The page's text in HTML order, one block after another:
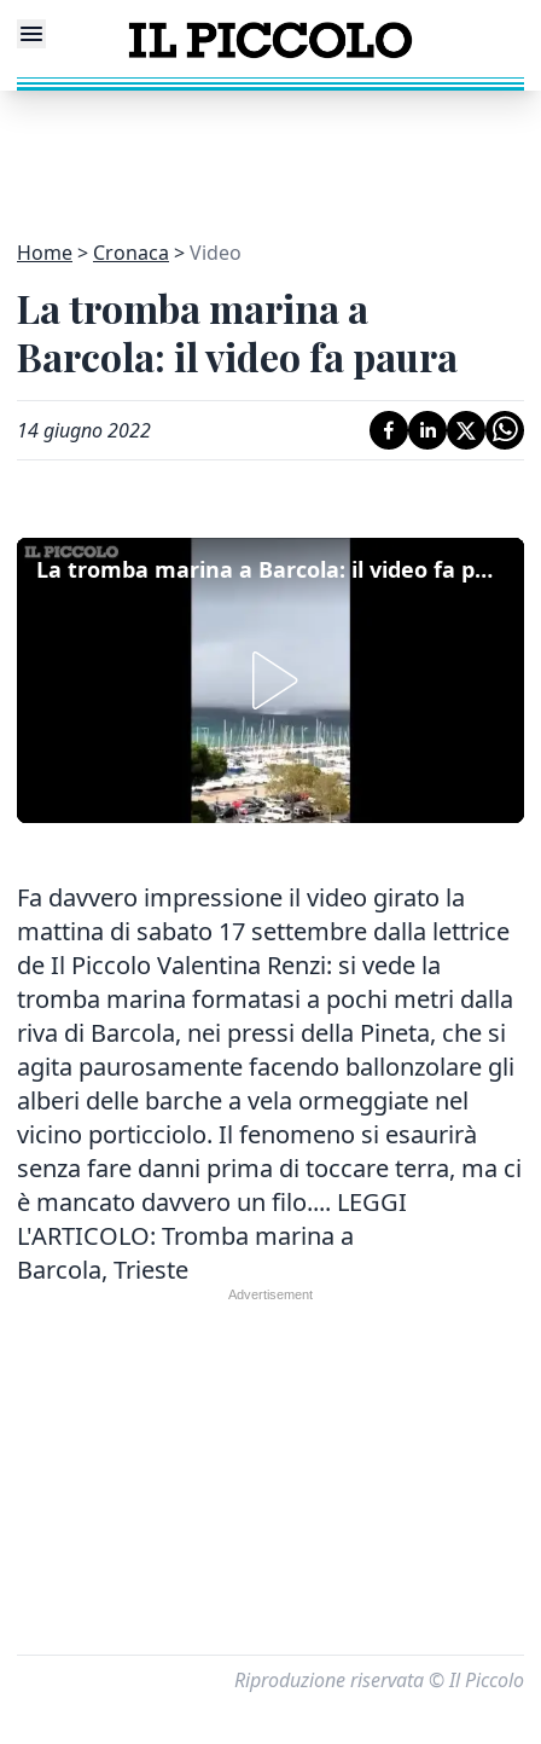
Home Cronaca Video
La tromba marina a
Barcola: il video fa paura
14 giugno 2022
La tromba marina a Barcola: il video fa paura
Fa davvero impressione il video girato la
mattina di sabato 17 settembre dalla lettrice
de Il Piccolo Valentina Renzi: si vede la
tromba marina formatasi a pochi metri dalla
riva di Barcola, nei pressi della Pineta, che si
agita paurosamente facendo ballonzolare gli
alberi delle barche a vela ormeggiate nel
vicino porticciolo. Il fenomeno si esaurirà
senza fare danni prima di toccare terra, ma ci
è mancato davvero un filo.... LEGGI
L'ARTICOLO: Tromba marina a
Barcola, Trieste
Riproduzione riservata © Il Piccolo